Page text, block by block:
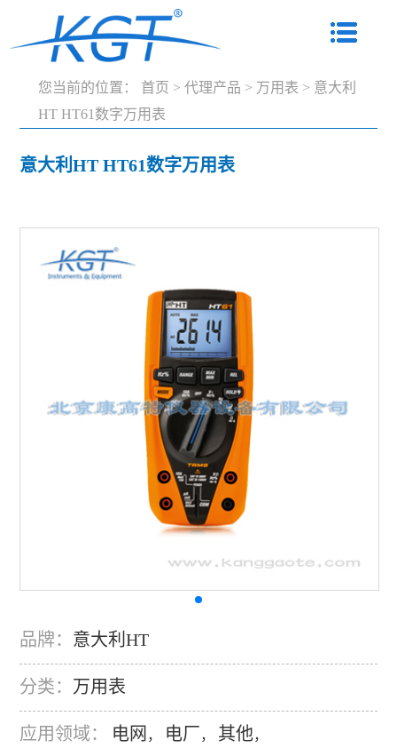
您当前的位置： 首页 > 代理产品 > 万用表 > 意大利
HT HT61数字万用表
意大利HT HT61数字万用表
品牌： 意大利HT
分类： 万用表
应用领域： 电网 ， 电厂， 其他，